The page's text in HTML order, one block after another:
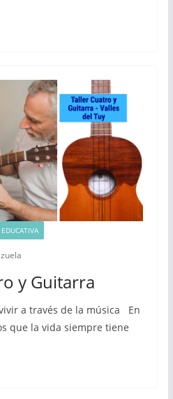
y Guitarra
a través de la música En
que la vida siempre tiene